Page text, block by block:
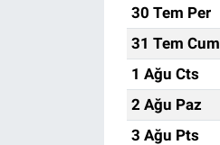
30 Tem Per
31 Tem Cum
1 Ağu Cts
2 Ağu Paz
3 Ağu Pts